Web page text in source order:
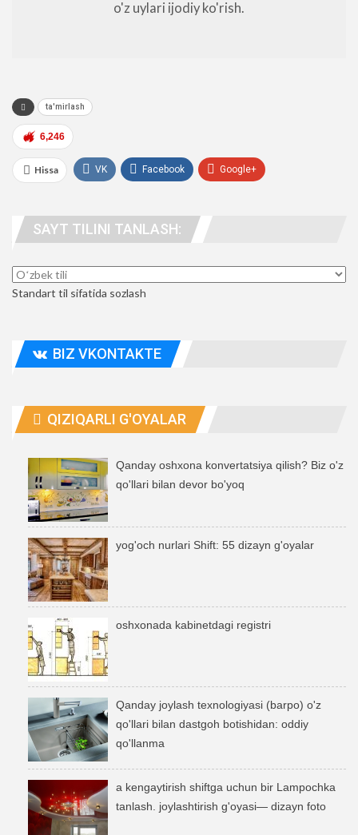
o'z uylari ijodiy ko'rish.
ta'mirlash
6,246
Hissa VK Facebook Google+
odamlar. manzil
SAYT TILINI TANLASH:
Standart til sifatida sozlash
BIZ VKONTAKTE
QIZIQARLI G'OYALAR
Qanday oshxona konvertatsiya qilish? Biz o'z
qo'llari bilan devor bo'yoq
yog'och nurlari Shift: 55 dizayn g'oyalar
oshxonada kabinetdagi registri
Qanday joylash texnologiyasi (barpo) o'z
qo'llari bilan dastgoh botishidan: oddiy
qo'llanma
a kengaytirish shiftga uchun bir Lampochka
tanlash. joylashtirish g'oyasi— dizayn foto